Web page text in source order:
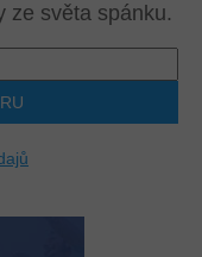
ze světa spánku.